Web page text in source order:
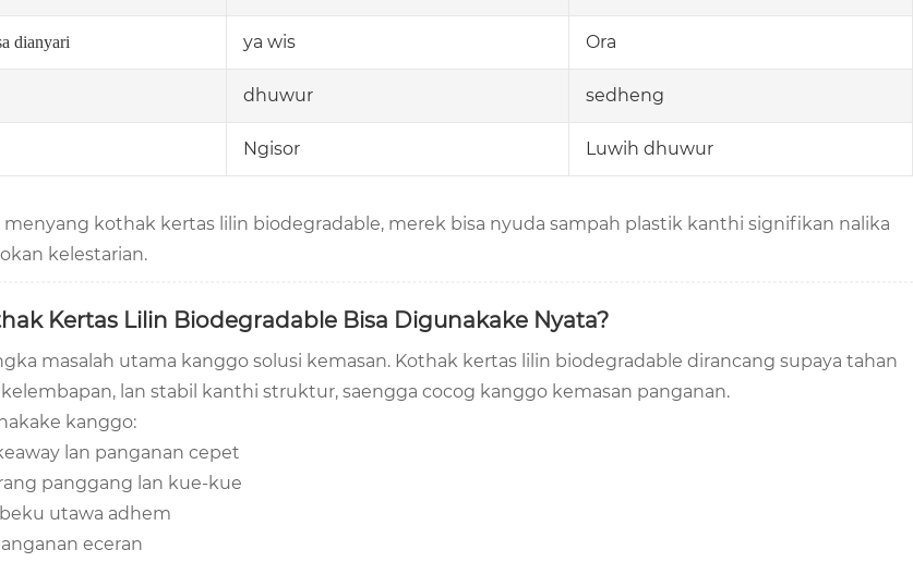
dianyari ya wis Ora
dhuwur sedheng
Ngisor Luwih dhuwur
kothak kertas lilin biodegradable, merek bisa nyuda sampah plastik kanthi signifikan nalika
kelestarian.
Kertas Lilin Biodegradable Bisa Digunakake Nyata?
masalah utama kanggo solusi kemasan. Kothak kertas lilin biodegradable dirancang supaya tahan
lan stabil kanthi struktur, saengga cocog kanggo kemasan panganan.
kanggo:
lan panganan cepet
panggang lan kue-kue
utawa adhem
eceran